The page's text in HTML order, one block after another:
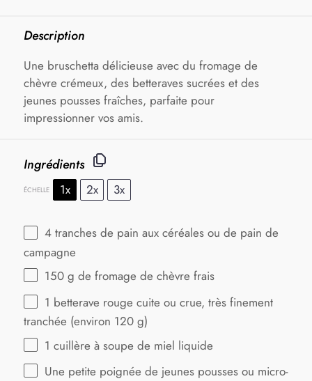
Description
Une bruschetta délicieuse avec du fromage de
chèvre crémeux, des betteraves sucrées et des
jeunes pousses fraîches, parfaite pour
impressionner vos amis.
Ingrédients
ÉCHELLE 1x 2x 3x
4 tranches de pain aux céréales ou de pain de
campagne
150 g de fromage de chèvre frais
1 betterave rouge cuite ou crue, très finement
tranchée (environ 120 g)
1 cuillère à soupe de miel liquide
Une petite poignée de jeunes pousses ou micro-